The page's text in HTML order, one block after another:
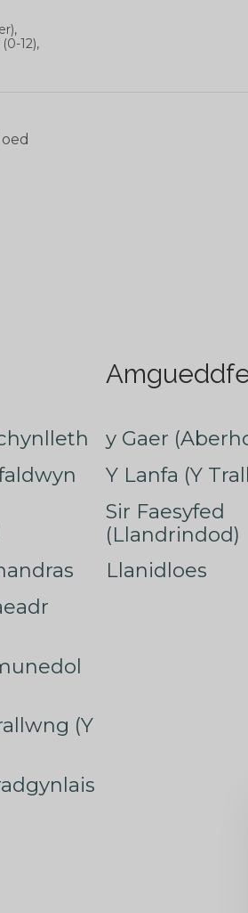
12),
(Y
y Gaer
Y Lanfa (Y
Sir Faesyfed
(Llandrindod)
Llanidloes